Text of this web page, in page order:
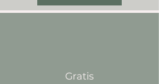
Gratis